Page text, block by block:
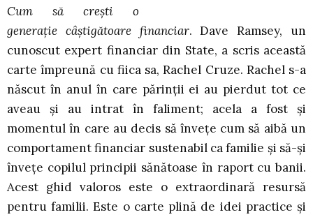
Cum să crești o
generație câștigătoare financiar. Dave Ramsey, un
cunoscut expert financiar din State, a scris această
carte împreună cu fiica sa, Rachel Cruze. Rachel s-a
născut în anul în care părinții ei au pierdut tot ce
aveau și au intrat în faliment; acela a fost și
momentul în care au decis să învețe cum să aibă un
comportament financiar sustenabil ca familie și să-și
învețe copilul principii sănătoase în raport cu banii.
Acest ghid valoros este o extraordinară resursă
pentru familii. Este o carte plină de idei practice și